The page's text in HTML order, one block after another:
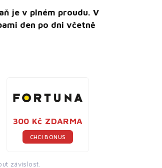
je v plném proudu. V
den po dni včetně
300 Kč ZDARMA
CHCI BONUS
závislost.